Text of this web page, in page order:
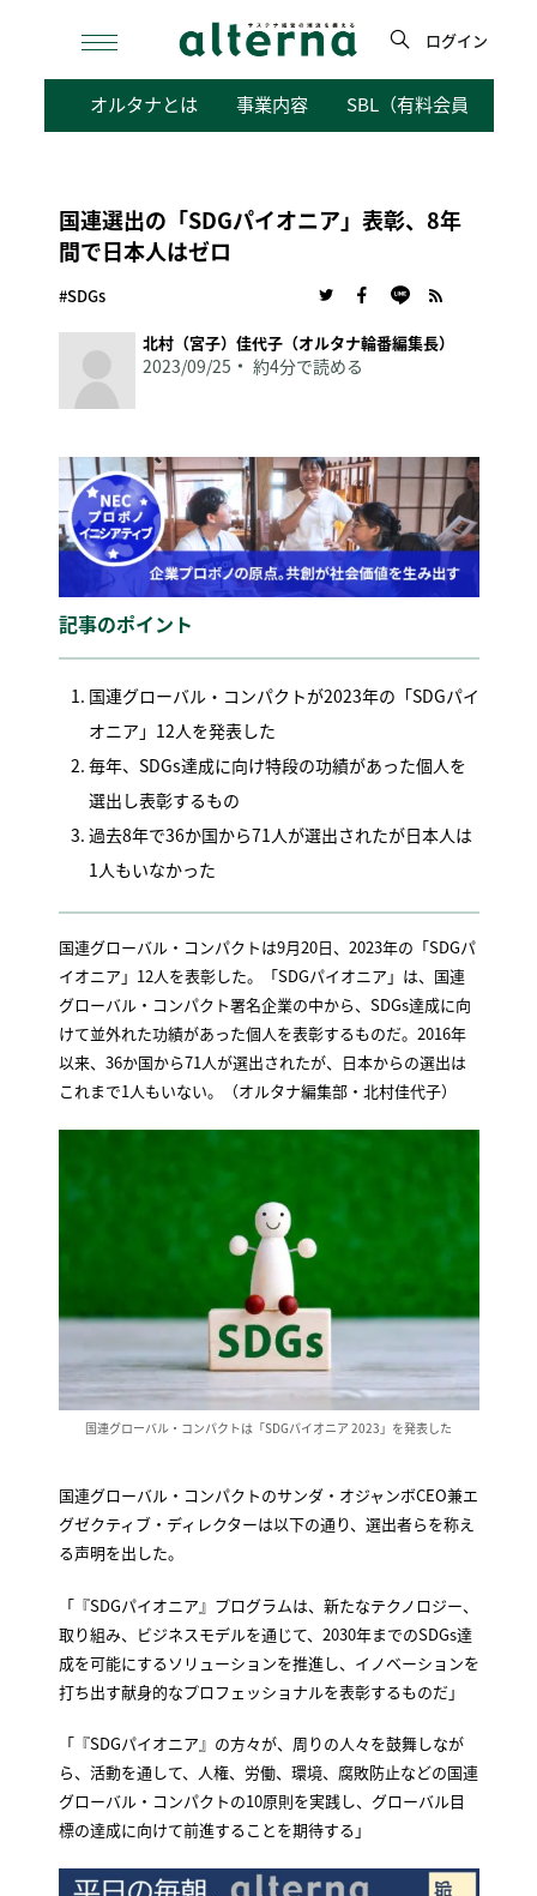
検
ログイン
オルタナとは 事業内容 SBL（有料会員向けサ
国連選出の「SDGパイオニア」表彰、8年
間で日本人はゼロ
#SDGs
北村（宮子）佳代子（オルタナ輪番編集長）
2023/09/25 約4分で読める
記事のポイント
国連グローバル・コンパクトが2023年の「SDGパイ
オニア」12人を発表した
毎年、SDGs達成に向け特段の功績があった個人を
選出し表彰するもの
過去8年で36か国から71人が選出されたが日本人は
1人もいなかった
国連グローバル・コンパクトは9月20日、2023年の「SDGパ
イオニア」12人を表彰した。「SDGパイオニア」は、国連
グローバル・コンパクト署名企業の中から、SDGs達成に向
けて並外れた功績があった個人を表彰するものだ。2016年
以来、36か国から71人が選出されたが、日本からの選出は
これまで1人もいない。（オルタナ編集部・北村佳代子）
国連グローバル・コンパクトは「SDGパイオニア 2023」を発表した
国連グローバル・コンパクトのサンダ・オジャンボCEO兼エ
グゼクティブ・ディレクターは以下の通り、選出者らを称え
る声明を出した。
「『SDGパイオニア』プログラムは、新たなテクノロジー、
取り組み、ビジネスモデルを通じて、2030年までのSDGs達
成を可能にするソリューションを推進し、イノベーションを
打ち出す献身的なプロフェッショナルを表彰するものだ」
「『SDGパイオニア』の方々が、周りの人々を鼓舞しなが
ら、活動を通して、人権、労働、環境、腐敗防止などの国連
グローバル・コンパクトの10原則を実践し、グローバル目
標の達成に向けて前進することを期待する」